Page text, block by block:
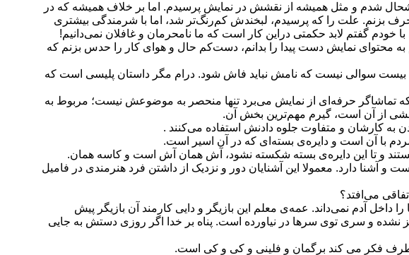
شدم و مثل همیشه از نقشش در نمایش پرسیدم. اما بر خلاف همیشه که در
بزنم. علت را که پرسیدم، لبخندش کم‌رنگ‌تر شد، اما با شرمندگی بیشتری
خودم گفتم لابد حکمتی دراین کار است که ما نامحرمان و غافلان نمی‌دانیم!
به محتوای نمایش دست پیدا را بدانم، دست‌کم حال و هوای کار را حدس بزنم که
سوالی نیست که نامش نباید فاش شود. درام مگر داستان پلیسی است که
حرفه‌ای از نمایش می‌برد تنها منحصر به موضوعش نیست؛ مربوط به
از آن است، گیرم مهم‌ترین بخش آن.
به کارشان و متفاوت جلوه دادنش استفاده می‌کنند .
با آن است و دایره‌ی بسته‌ای که در آن اسیر است.
و تا این دایره‌ی بسته شکسته نشود، آش همان آش است و کاسه همان.
و آشنا دارد. معمولا این آشنایان دور و نزدیک از داشتن فرد هنرمندی در فامیل
می‌افتد؟
آدم نمی‌داند. عمه‌ی معلم این بازیگر و دایی کارمند آن بازیگر پیش
و سری توی سرها در نیاورده است. پناه بر خدا اگر روزی دستش به جایی
طرف فکر می کند برگمان و فلینی و کی و کی است.